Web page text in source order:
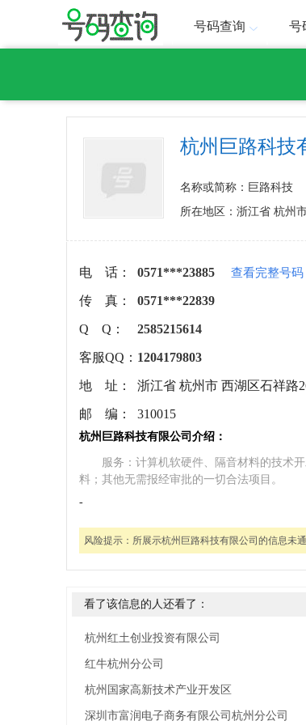
号码查询 号
杭州巨路科技
名称或简称：巨路科技
所在地区：浙江省 杭州
电 话： 0571***23885 查看完整号码
传 真： 0571***22839
Q Q： 2585215614
客服QQ： 1204179803
地 址： 浙江省 杭州市 西湖区石祥路
邮 编： 310015
杭州巨路科技有限公司介绍：
服务：计算机软硬件、隔音材料的技术
料；其他无需报经审批的一切合法项目。
-
风险提示： 所展示杭州巨路科技有限公司的信息未
看了该信息的人还看了：
杭州红土创业投资有限公司
红牛杭州分公司
杭州国家高新技术产业开发区
深圳市富润电子商务有限公司杭州分公司